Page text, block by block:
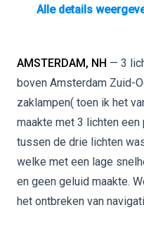
Alle details
AMSTERDAM, NH — 3
boven Amsterdam Zuid-
zaklampen( toen ik het
maakte met 3 lichten
tussen de drie lichten
welke met een lage
en geen geluid maakte.
het ontbreken van